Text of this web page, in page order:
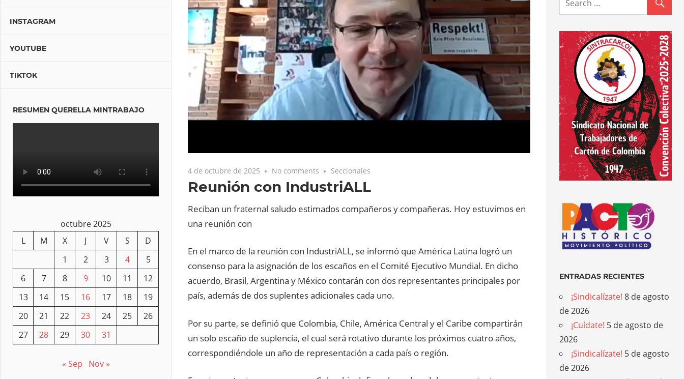
4 de octubre de 2025 No comments Seccionales
Reunión con IndustriALL
Reciban un fraternal saludo estimados compañeros y compañeras. Hoy estuvimos en
una reunión con
En el marco de la reunión con IndustriALL, se informó que América Latina logró un
consenso para la asignación de los escaños en el Comité Ejecutivo Mundial. En dicho
acuerdo, Brasil, Argentina y México contarán con dos representantes principales por
país, además de dos suplentes adicionales cada uno.
Por su parte, se definió que Colombia, Chile, América Central y el Caribe compartirán
un solo escaño de suplencia, el cual será rotativo durante los próximos cuatro años,
correspondiéndole un año de representación a cada país o región.
INSTAGRAM
YOUTUBE
TIKTOK
RESUMEN QUERELLA MINTRABAJO
octubre 2025
L
M X J V S
D
1
2 3 4
5
6
7 8 9 10 11
12
13
14 15 16 17 18
19
20
21 22 23 24 25
26
27
28 29 30 31
« Sep Nov »
ENTRADAS RECIENTES
¡Sindicalízate! 8 de agosto
de 2026
¡Cuídate! 5 de agosto de
2026
¡Sindicalízate! 5 de agosto
de 2026